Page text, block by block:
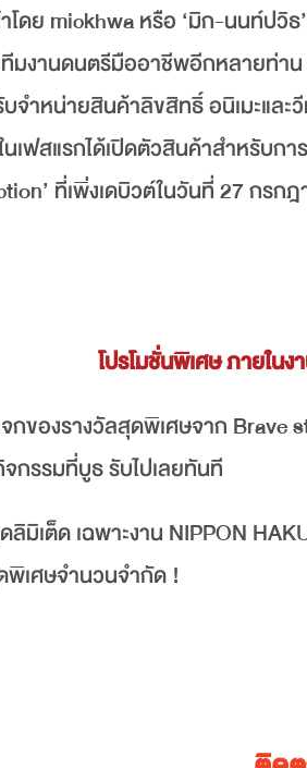
ดย mickhwa หรือ ‘มิก-นนท์ปวิธ
มงานดนตรีมืออาชีพอีกหลายท่าน
จำหน่ายสินค้าลิขสิทธิ์ อนิเมะแล
นเฟสแรกได้เปิดตัวสินค้าสำหรับ
ที่เพิ่งเดบิวต์ในวันที่ 27 กร
โปรโมชั่นพิเศษ ภายใน
ของรางวัลสุดพิเศษจาก Brave
จกรรมที่บูธ รับไปเลยทันที
ลิมิเต็ด เฉพาะงาน NIPPON
เศษจำนวนจำกัด !